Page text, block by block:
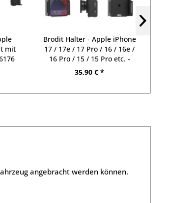
mit
Brodit Halter - Apple iPhone
17 / 17e / 17 Pro / 16 / 16e /
16 Pro / 15 / 15 Pro etc. -
711239
35,90 € *
angebracht werden können.